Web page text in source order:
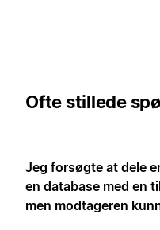
Ofte stillede
Jeg forsøgte at dele
en database med en
men modtageren